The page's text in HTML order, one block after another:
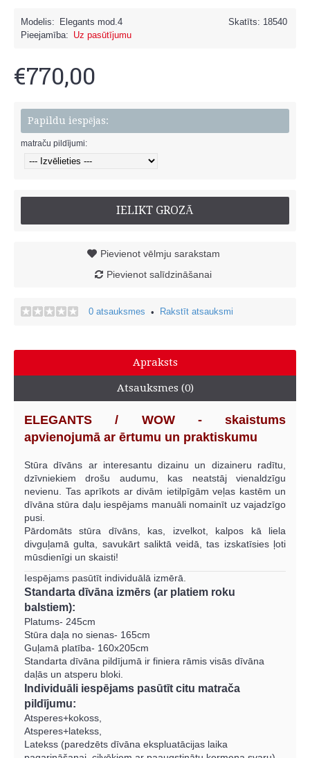
Skatīts: 18540
Modelis:
Elegants mod.4
Pieejamība: Uz pasūtījumu
€770,00
Papildu iespējas:
matraču pildījumi:
IELIKT GROZĀ
Pievienot vēlmju sarakstam
Pievienot salīdzināšanai
0 atsauksmes • Rakstīt atsauksmi
Apraksts
Atsauksmes (0)
ELEGANTS / WOW - skaistums
apvienojumā ar ērtumu un praktiskumu
Stūra dīvāns ar interesantu dizainu un dizaineru radītu,
dzīvniekiem drošu audumu, kas neatstāj vienaldzīgu
nevienu. Tas aprīkots ar divām ietilpīgām veļas kastēm un
dīvāna stūra daļu iespējams manuāli nomainīt uz vajadzīgo
pusi.
Pārdomāts stūra dīvāns, kas, izvelkot, kalpos kā liela
divguļamā gulta, savukārt saliktā veidā, tas izskatīsies ļoti
mūsdienīgi un skaisti!
Iespējams pasūtīt individuālā izmērā.
Standarta dīvāna izmērs (ar platiem roku
balstiem):
Platums- 245cm
Stūra daļa no sienas- 165cm
Guļamā platība- 160x205cm
Standarta dīvāna pildījumā ir finiera rāmis visās dīvāna
daļās un atsperu bloki.
Individuāli iespējams pasūtīt citu matrača
pildījumu:
Atsperes+kokoss,
Atsperes+latekss,
Latekss (paredzēts dīvāna ekspluatācijas laika